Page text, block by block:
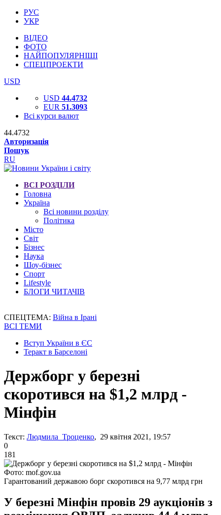
РУС
УКР
ВІДЕО
ФОТО
НАЙПОПУЛЯРНІШІ
СПЕЦПРОЕКТИ
USD
USD 44.4732
EUR 51.3093
Всі курси валют
44.4732
Авторизація
Пошук
RU
ВСІ РОЗДІЛИ
Головна
Україна
Всі новини розділу
Політика
Місто
Світ
Бізнес
Наука
Шоу-бізнес
Спорт
Lifestyle
БЛОГИ ЧИТАЧІВ
СПЕЦТЕМА: Війна в Ірані
ВСІ ТЕМИ
Вступ України в ЄС
Теракт в Барселоні
Держборг у березні
скоротився на $1,2 млрд -
Мінфін
Текст: Людмила Троценко, 29 квітня 2021, 19:57
0
181
Фото: mof.gov.ua
Гарантований державою борг скоротився на 9,77 млрд грн
У березні Мінфін провів 29 аукціонів з